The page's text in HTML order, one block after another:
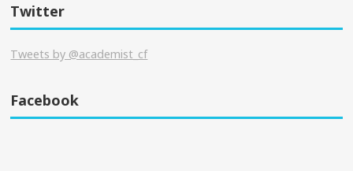
Twitter
Tweets by @academist_cf
Facebook